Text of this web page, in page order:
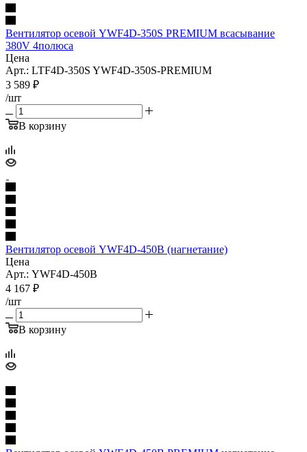
Вентилятор осевой YWF4D-350S PREMIUM всасывание
380V 4полюса
Цена
Арт.: LTF4D-350S YWF4D-350S-PREMIUM
3 589 ₽
/шт
В корзину
Вентилятор осевой YWF4D-450B (нагнетание)
Цена
Арт.: YWF4D-450B
4 167 ₽
/шт
В корзину